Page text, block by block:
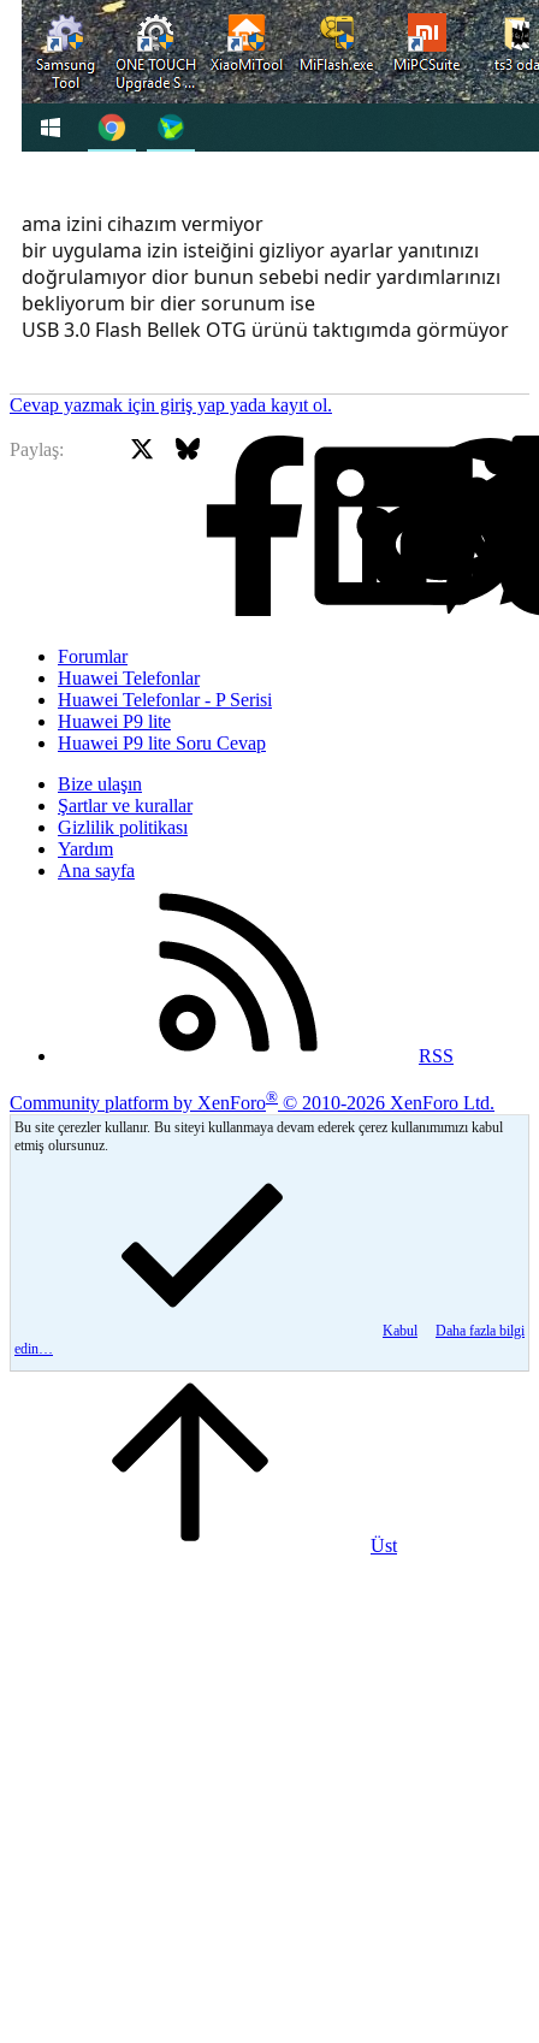
ama izini cihazım vermiyor
bir uygulama izin isteiğini gizliyor ayarlar yanıtınızı
doğrulamıyor dior bunun sebebi nedir yardımlarınızı
bekliyorum bir dier sorunum ise
USB 3.0 Flash Bellek OTG ürünü taktıgımda görmüyor
Cevap yazmak için giriş yap yada kayıt ol.
Paylaş: Facebook
Bluesky
Forumlar
Huawei Telefonlar
Huawei Telefonlar - P Serisi
Huawei P9 lite
Huawei P9 lite Soru Cevap
Bize ulaşın
Şartlar ve kurallar
Gizlilik politikası
Yardım
Ana sayfa
RSS
Community platform by XenForo® © 2010-2026 XenForo Ltd.
Bu site çerezler kullanır. Bu siteyi kullanmaya devam ederek çerez kullanımımızı kabul
etmiş olursunuz.
Kabul
Daha fazla bilgi
edin…
Üst